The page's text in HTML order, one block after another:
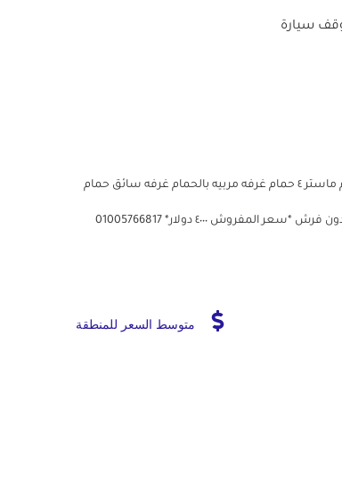
سيارة
*فيلا للايجار مفرو بكمبوند ألجريا سوديك الشيخ زايد* تتكون من : ٣ غرف نوم ماستر ٤ حمام غرفه مربيه بالحمام غرفه سائق حمام
متوسط السعر للمنطقة